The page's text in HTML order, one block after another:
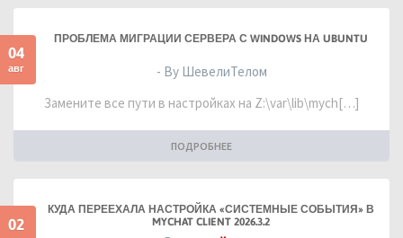
04
авг
ПРОБЛЕМА МИГРАЦИИ СЕРВЕРА С WINDOWS НА UBUNTU
- By ШевелиТелом
Замените все пути в настройках на Z:\var\lib\mych[…]
ПОДРОБНЕЕ
02
КУДА ПЕРЕЕХАЛА НАСТРОЙКА «СИСТЕМНЫЕ СОБЫТИЯ» В
MYCHAT CLIENT 2026.3.2